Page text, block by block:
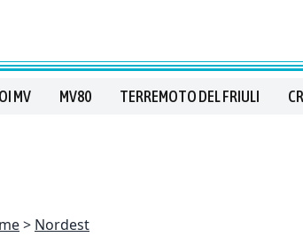
MV MV80 TERREMOTO DEL FRIULI
Nordest